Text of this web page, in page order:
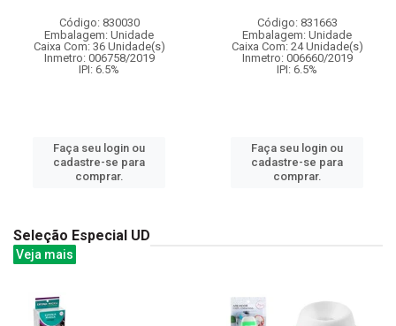
Código: 830030
Embalagem: Unidade
Caixa Com: 36 Unidade(s)
Inmetro: 006758/2019
IPI: 6.5%
Faça seu login ou
cadastre-se para
comprar.
Código: 831663
Embalagem: Unidade
Caixa Com: 24 Unidade(s)
Inmetro: 006660/2019
IPI: 6.5%
Faça seu login ou
cadastre-se para
comprar.
Seleção Especial UD
Veja mais